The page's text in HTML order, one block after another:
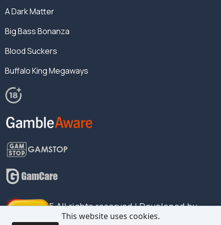
A Dark Matter
Big Bass Bonanza
Blood Suckers
Buffalo King Megaways
© 2025 All rights reserved | Developed by
QueenSlot
This website uses cookies.